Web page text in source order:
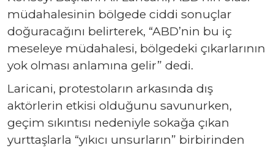
müdahalesinin bölgede ciddi sonuçlar
doğuracağını belirterek, “ABD’nin bu iç
meseleye müdahalesi, bölgedeki çıkarlarının
yok olması anlamına gelir” dedi.
Laricani, protestoların arkasında dış
aktörlerin etkisi olduğunu savunurken,
geçim sıkıntısı nedeniyle sokağa çıkan
yurttaşlarla “yıkıcı unsurların” birbirinden